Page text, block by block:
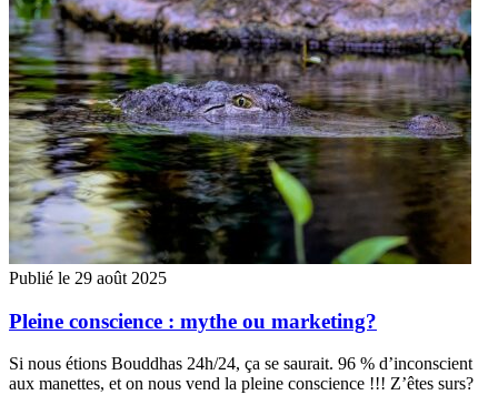
Publié le 29 août 2025
Pleine conscience : mythe ou marketing?
Si nous étions Bouddhas 24h/24, ça se saurait. 96 % d’inconscient
aux manettes, et on nous vend la pleine conscience !!! Z’êtes surs?